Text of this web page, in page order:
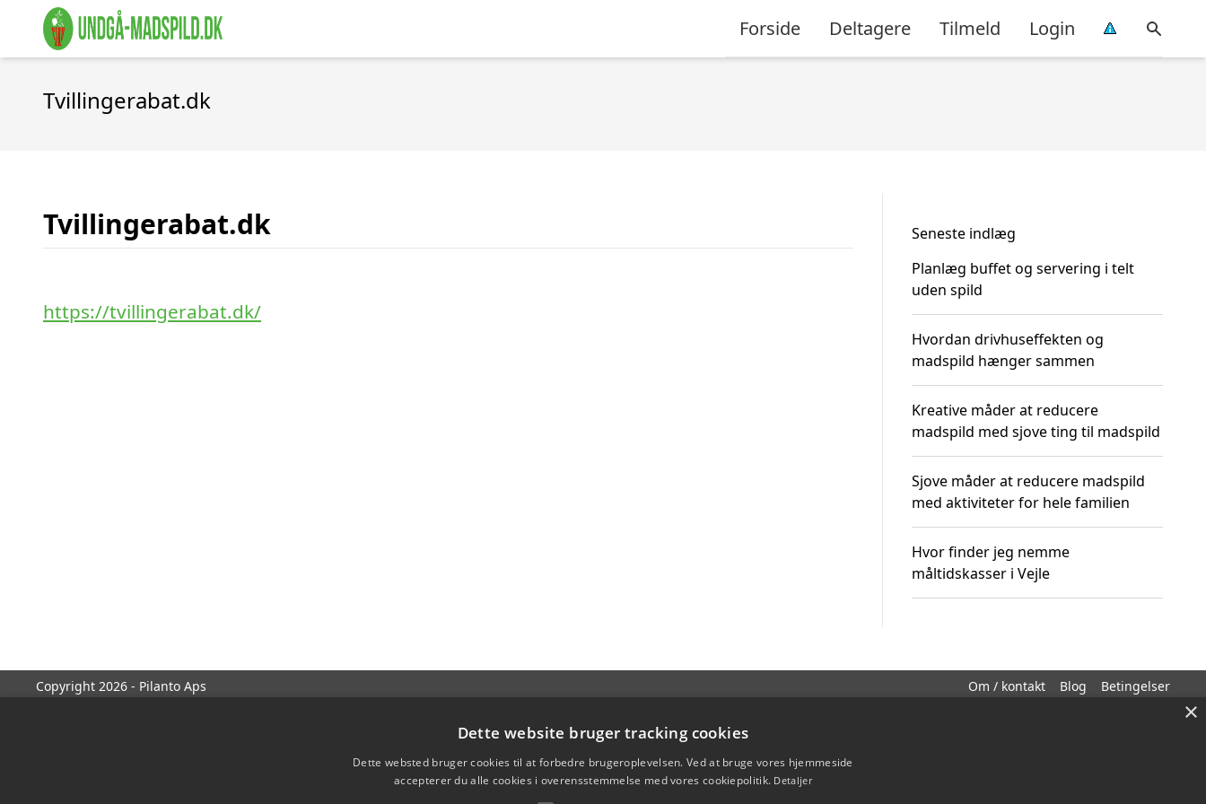
Forside Deltagere Tilmeld Login
Tvillingerabat.dk
Tvillingerabat.dk
https://tvillingerabat.dk/
Seneste indlæg
Planlæg buffet og servering i telt
uden spild
Hvordan drivhuseffekten og
madspild hænger sammen
Kreative måder at reducere
madspild med sjove ting til madspild
Sjove måder at reducere madspild
med aktiviteter for hele familien
Hvor finder jeg nemme
måltidskasser i Vejle
Copyright 2026 - Pilanto Aps Om / kontakt Blog Betingelser
×
Dette website bruger tracking cookies
Dette websted bruger cookies til at forbedre brugeroplevelsen. Ved at bruge vores hjemmeside
accepterer du alle cookies i overensstemmelse med vores cookiepolitik. Detaljer